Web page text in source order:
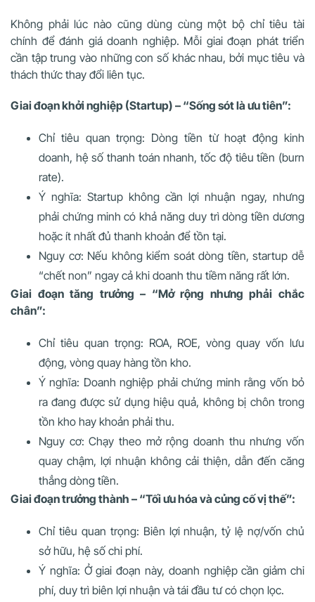
Không phải lúc nào cũng dùng cùng một bộ chỉ tiêu tài
chính để đánh giá doanh nghiệp. Mỗi giai đoạn phát triển
cần tập trung vào những con số khác nhau, bởi mục tiêu và
thách thức thay đổi liên tục.
Giai đoạn khởi nghiệp (Startup) – “Sống sót là ưu tiên”:
Chỉ tiêu quan trọng: Dòng tiền từ hoạt động kinh
doanh, hệ số thanh toán nhanh, tốc độ tiêu tiền (burn
rate).
Ý nghĩa: Startup không cần lợi nhuận ngay, nhưng
phải chứng minh có khả năng duy trì dòng tiền dương
hoặc ít nhất đủ thanh khoản để tồn tại.
Nguy cơ: Nếu không kiểm soát dòng tiền, startup dễ
“chết non” ngay cả khi doanh thu tiềm năng rất lớn.
Giai đoạn tăng trưởng – “Mở rộng nhưng phải chắc
chân”:
Chỉ tiêu quan trọng: ROA, ROE, vòng quay vốn lưu
động, vòng quay hàng tồn kho.
Ý nghĩa: Doanh nghiệp phải chứng minh rằng vốn bỏ
ra đang được sử dụng hiệu quả, không bị chôn trong
tồn kho hay khoản phải thu.
Nguy cơ: Chạy theo mở rộng doanh thu nhưng vốn
quay chậm, lợi nhuận không cải thiện, dẫn đến căng
thẳng dòng tiền.
Giai đoạn trưởng thành – “Tối ưu hóa và củng cố vị thế”:
Chỉ tiêu quan trọng: Biên lợi nhuận, tỷ lệ nợ/vốn chủ
sở hữu, hệ số chi phí.
Ý nghĩa: Ở giai đoạn này, doanh nghiệp cần giảm chi
phí, duy trì biên lợi nhuận và tái đầu tư có chọn lọc.